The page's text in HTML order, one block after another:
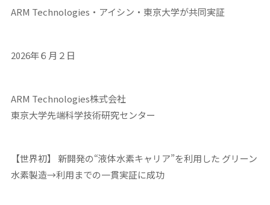
ARM Technologies・アイシン・東京大学が共同実証
2026年６月２日
ARM Technologies株式会社
東京大学先端科学技術研究センター
【世界初】 新開発の“液体水素キャリア”を利用した グリーン
水素製造→利用までの一貫実証に成功